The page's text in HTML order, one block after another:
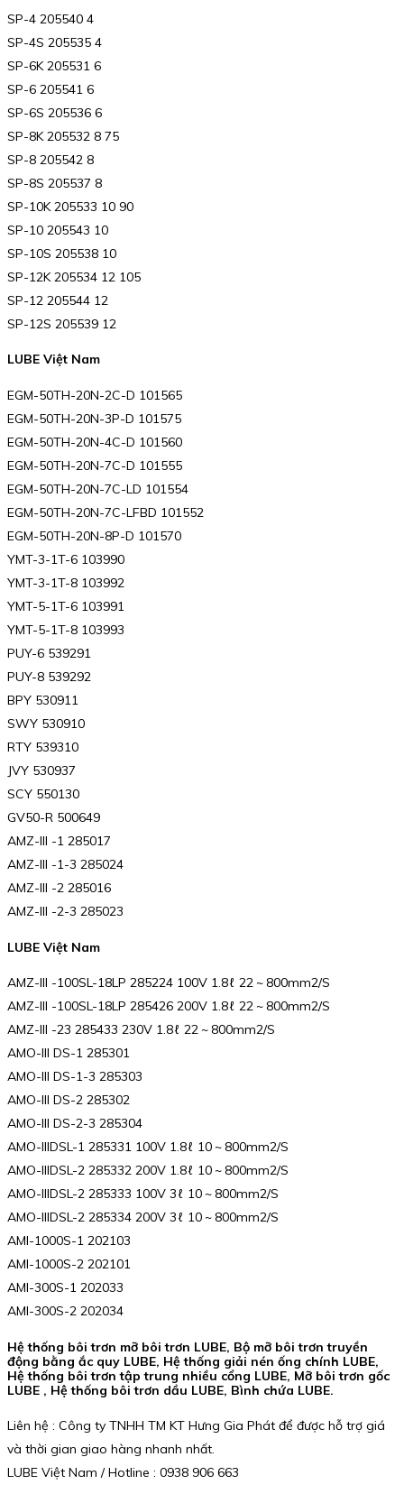
SP-4 205540 4
SP-4S 205535 4
SP-6K 205531 6
SP-6 205541 6
SP-6S 205536 6
SP-8K 205532 8 75
SP-8 205542 8
SP-8S 205537 8
SP-10K 205533 10 90
SP-10 205543 10
SP-10S 205538 10
SP-12K 205534 12 105
SP-12 205544 12
SP-12S 205539 12
LUBE Việt Nam
EGM-50TH-20N-2C-D 101565
EGM-50TH-20N-3P-D 101575
EGM-50TH-20N-4C-D 101560
EGM-50TH-20N-7C-D 101555
EGM-50TH-20N-7C-LD 101554
EGM-50TH-20N-7C-LFBD 101552
EGM-50TH-20N-8P-D 101570
YMT-3-1T-6 103990
YMT-3-1T-8 103992
YMT-5-1T-6 103991
YMT-5-1T-8 103993
PUY-6 539291
PUY-8 539292
BPY 530911
SWY 530910
RTY 539310
JVY 530937
SCY 550130
GV50-R 500649
AMZ-III -1 285017
AMZ-III -1-3 285024
AMZ-III -2 285016
AMZ-III -2-3 285023
LUBE Việt Nam
AMZ-III -100SL-18LP 285224 100V 1.8ℓ 22 ~ 800mm2/S
AMZ-III -100SL-18LP 285426 200V 1.8ℓ 22 ~ 800mm2/S
AMZ-III -23 285433 230V 1.8ℓ 22 ~ 800mm2/S
AMO-III DS-1 285301
AMO-III DS-1-3 285303
AMO-III DS-2 285302
AMO-III DS-2-3 285304
AMO-IIIDSL-1 285331 100V 1.8ℓ 10 ~ 800mm2/S
AMO-IIIDSL-2 285332 200V 1.8ℓ 10 ~ 800mm2/S
AMO-IIIDSL-2 285333 100V 3ℓ 10 ~ 800mm2/S
AMO-IIIDSL-2 285334 200V 3ℓ 10 ~ 800mm2/S
AMI-1000S-1 202103
AMI-1000S-2 202101
AMI-300S-1 202033
AMI-300S-2 202034
Hệ thống bôi trơn mỡ bôi trơn LUBE, Bộ mỡ bôi trơn truyền
động bằng ắc quy LUBE, Hệ thống giải nén ống chính LUBE,
Hệ thống bôi trơn tập trung nhiều cổng LUBE, Mỡ bôi trơn gốc
LUBE , Hệ thống bôi trơn dầu LUBE, Bình chứa LUBE.
Liên hệ : Công ty TNHH TM KT Hưng Gia Phát để được hỗ trợ giá
và thời gian giao hàng nhanh nhất.
LUBE Việt Nam / Hotline : 0938 906 663